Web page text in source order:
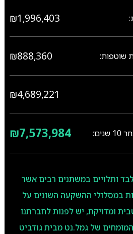
₪1,996,403
שוטפות: ₪888,360
₪4,689,221
10 שנים: ₪7,573,984
ותלויים במשתנים רבים אשר
במסלולי ההשקעה השונים על
ומדויקת, יש לפנות לחברתנו
המומחים של גמל.נט מבית גודביט